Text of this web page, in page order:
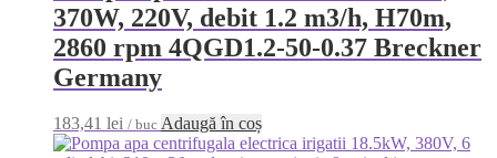
370W, 220V, debit 1.2 m3/h, H70m,
2860 rpm 4QGD1.2-50-0.37 Breckner
Germany
183,41 lei / buc Adaugă în coș